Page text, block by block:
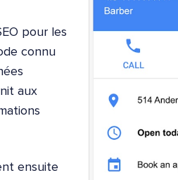
pour les
connu
aux
ensuite